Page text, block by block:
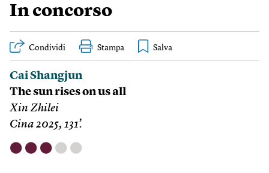
In concorso
Condividi Stampa
Cai Shangjun
The sun rises on us all
Xin Zhilei
Cina 2025, 131’.
⬤ ⬤ ⬤ ⬤ ⬤